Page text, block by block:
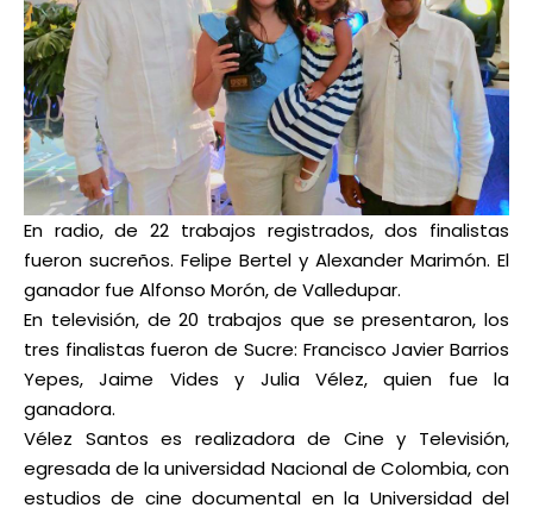
En radio, de 22 trabajos registrados, dos finalistas
fueron sucreños. Felipe Bertel y Alexander Marimón. El
ganador fue Alfonso Morón, de Valledupar.
En televisión, de 20 trabajos que se presentaron, los
tres finalistas fueron de Sucre: Francisco Javier Barrios
Yepes, Jaime Vides y Julia Vélez, quien fue la
ganadora.
Vélez Santos es realizadora de Cine y Televisión,
egresada de la universidad Nacional de Colombia, con
estudios de cine documental en la Universidad del